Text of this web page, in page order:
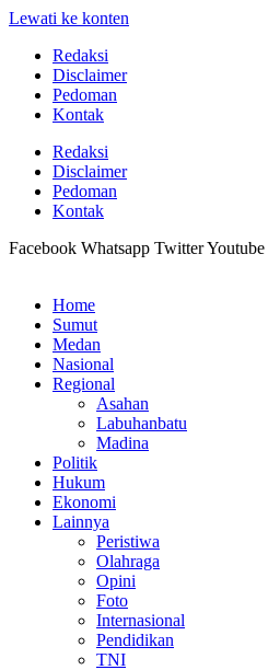
Lewati ke konten
Redaksi
Disclaimer
Pedoman
Kontak
Redaksi
Disclaimer
Pedoman
Kontak
Facebook Whatsapp TwitterYoutube
Home
Sumut
Medan
Nasional
Regional
Asahan
Labuhanbatu
Madina
Politik
Hukum
Ekonomi
Lainnya
Peristiwa
Olahraga
Opini
Foto
Internasional
Pendidikan
TNI